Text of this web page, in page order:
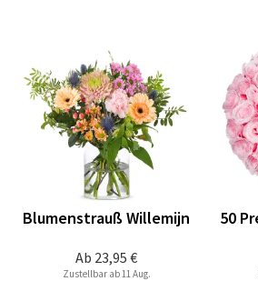
Ab 23,95 €
Blumenstrauß Willemijn
Zustellbar ab 11 Aug.
50